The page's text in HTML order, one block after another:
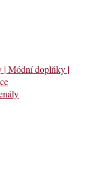
| Módní doplňky |